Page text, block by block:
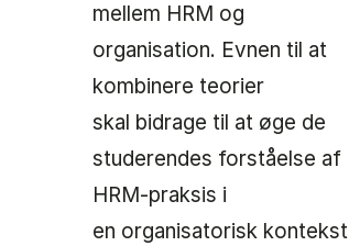
mellem HRM og
organisation. Evnen til at
kombinere teorier
skal bidrage til at øge de
studerendes forståelse af
HRM-praksis i
en organisatorisk kontekst